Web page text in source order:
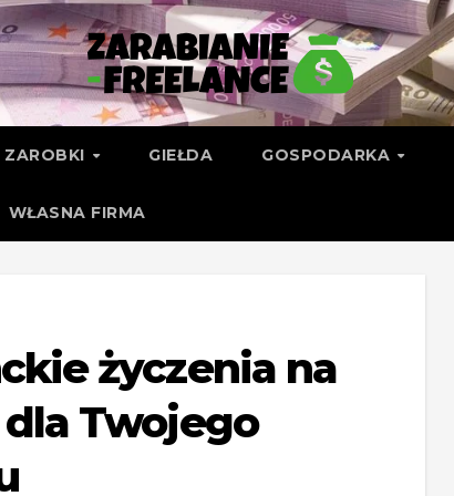
ZAROBKI GIEŁDA GOSPODARKA
WŁASNA FIRMA
życzenia na
Twojego